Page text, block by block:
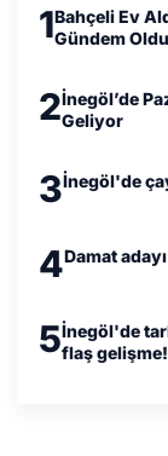
1Bahçeli Ev
Gündem Oldu
2İnegöl’de
Geliyor
3İnegöl'de
4Damat
5İnegöl'de
flaş gelişme!